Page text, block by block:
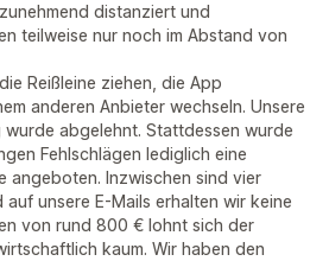
distanziert und
teilweise nur noch im Abstand von
Reißleine ziehen, die App
anderen Anbieter wechseln. Unsere
wurde abgelehnt. Stattdessen wurde
Fehlschlägen lediglich eine
angeboten. Inzwischen sind vier
unsere E-Mails erhalten wir keine
von rund 800 € lohnt sich der
kaum. Wir haben den